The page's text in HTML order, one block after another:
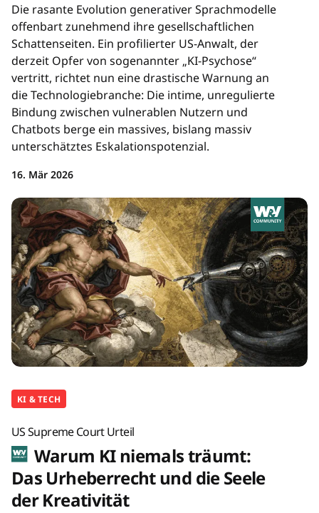
Die rasante Evolution generativer Sprachmodelle
offenbart zunehmend ihre gesellschaftlichen
Schattenseiten. Ein profilierter US-Anwalt, der
derzeit Opfer von sogenannter „KI-Psychose“
vertritt, richtet nun eine drastische Warnung an
die Technologiebranche: Die intime, unregulierte
Bindung zwischen vulnerablen Nutzern und
Chatbots berge ein massives, bislang massiv
unterschätztes Eskalationspotenzial.
16. Mär 2026
KI & TECH
US Supreme Court Urteil
Warum KI niemals träumt:
Das Urheberrecht und die Seele
der Kreativität